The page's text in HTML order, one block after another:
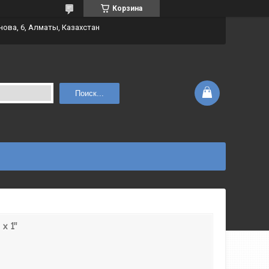
Корзина
6, Алматы, Казахстан
Поиск...
1"